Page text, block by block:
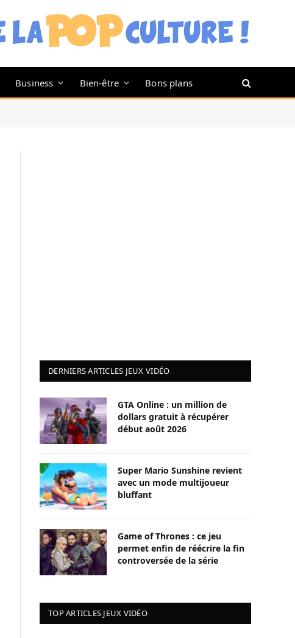
Business Bien-être Bons plans
DERNIERS ARTICLES JEUX VIDÉO
GTA Online : un million de
dollars gratuit à récupérer
début août 2026
Super Mario Sunshine revient
avec un mode multijoueur
bluffant
Game of Thrones : ce jeu
permet enfin de réécrire la fin
controversée de la série
TOP ARTICLES JEUX VIDÉO